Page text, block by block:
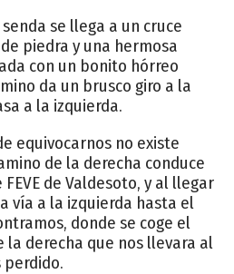
se llega a un cruce
piedra y una hermosa
con un bonito hórreo
da un brusco giro a la
a la izquierda.
equivocarnos no existe
de la derecha conduce
de Valdesoto, y al llegar
vía a la izquierda hasta el
donde se coge el
la derecha que nos llevara al
perdido.